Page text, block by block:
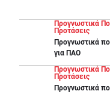
Προγνωστικά
Προτάσεις
Προγνωστικά
για ΠΑΟ
Προγνωστικά
Προτάσεις
Προγνωστικά